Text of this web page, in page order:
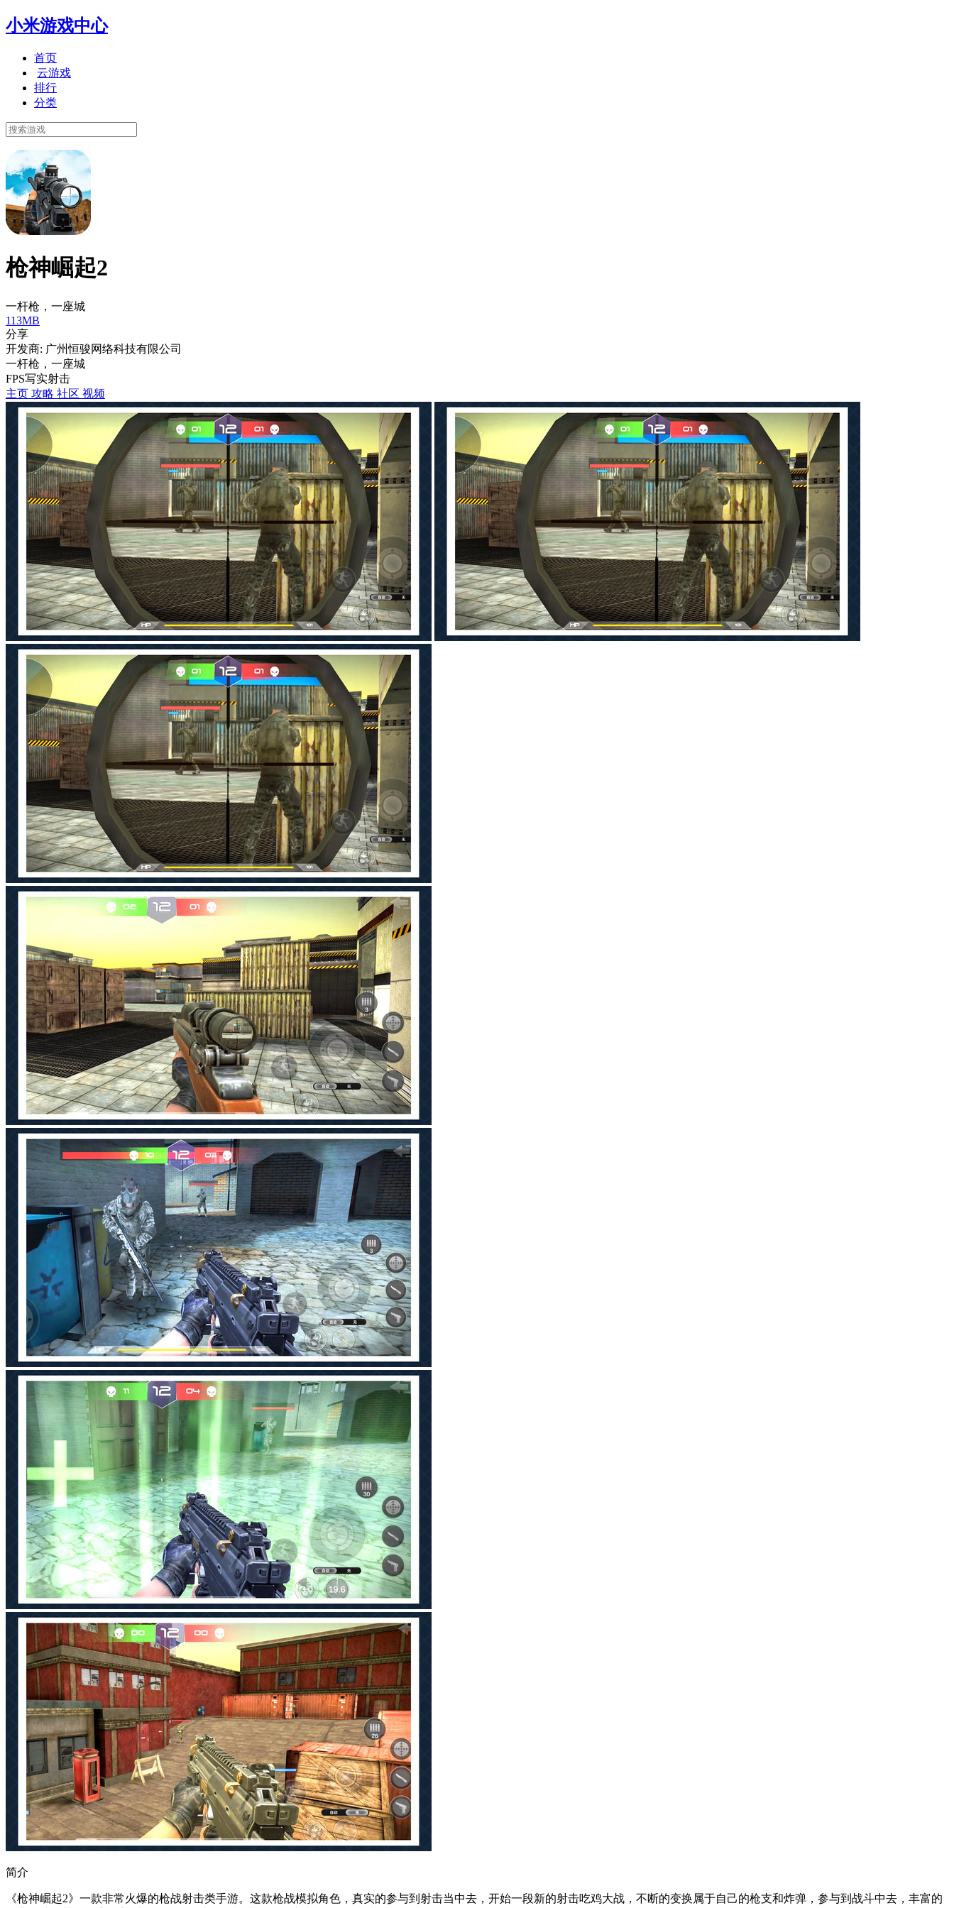
小米游戏中心
首页
云游戏
排行
分类
枪神崛起2
一杆枪，一座城
113MB
分享
开发商: 广州恒骏网络科技有限公司
一杆枪，一座城
FPS写实射击
主页 攻略 社区 视频
简介
《枪神崛起2》一款非常火爆的枪战射击类手游。这款枪战模拟角色，真实的参与到射击当中去，开始一段新的射击吃鸡大战，不断的变换属于自己的枪支和炸弹，参与到战斗中去，丰富的